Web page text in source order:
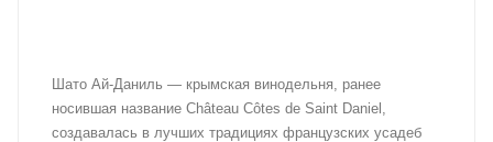
Шато Ай-Даниль — крымская винодельня, ранее
носившая название Château Côtes de Saint Daniel,
создавалась в лучших традициях французских усадеб